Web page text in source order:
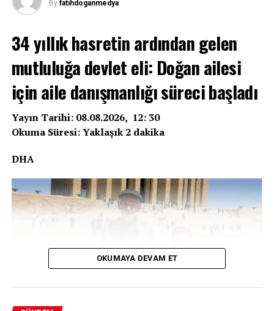
By fatihdoganmedya
34 yıllık hasretin ardından gelen
mutluluğa devlet eli: Doğan ailesi
için aile danışmanlığı süreci başladı
Yayın Tarihi: 08.08.2026, 12: 30
Okuma Süresi: Yaklaşık 2 dakika
DHA
OKUMAYA DEVAM ET